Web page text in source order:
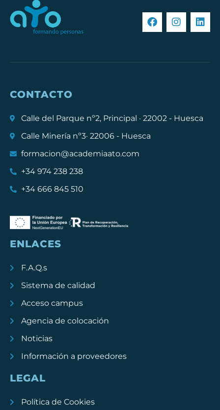
CONTACTO
Calle del Parque nº2, Principal · 22002 - Huesca
Calle Minería nº3· 22006 - Huesca
formacion@academiaato.com
+34 974 238 238
+34 666 845 510
ENLACES
F.A.Q.s
Sistema de calidad
Acceso campus
Agencia de colocación
Noticias
Información a proveedores
LEGAL
Política de Cookies